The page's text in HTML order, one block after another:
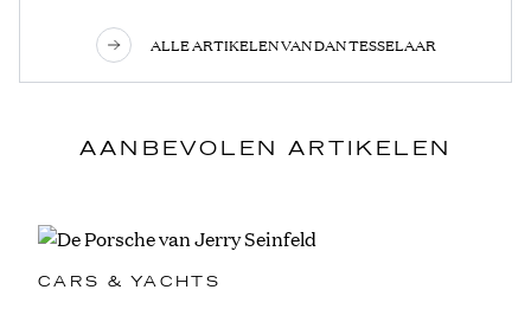
ALLE ARTIKELEN VAN DAN TESSELAAR
AANBEVOLEN ARTIKELEN
CARS & YACHTS